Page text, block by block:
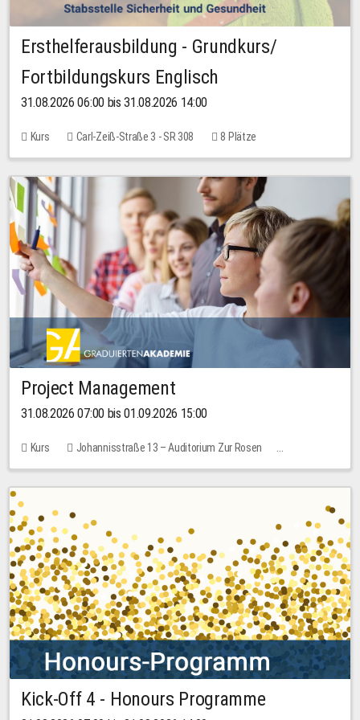
Ersthelferausbildung - Grundkurs/
Fortbildungskurs Englisch
31.08.2026 06:00 bis 31.08.2026 14:00
Kurs Carl-Zeiß-Straße 3 - SR 308 8 Plätze
Project Management
31.08.2026 07:00 bis 01.09.2026 15:00
Kurs
Johannisstraße 13 – Auditorium Zur Rosen
Keine freien Plätze
30,00 EUR
Kick-Off 4 - Honours Programme